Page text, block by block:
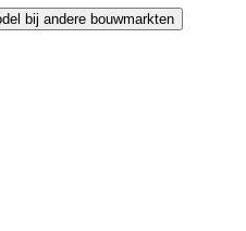
bij andere bouwmarkten